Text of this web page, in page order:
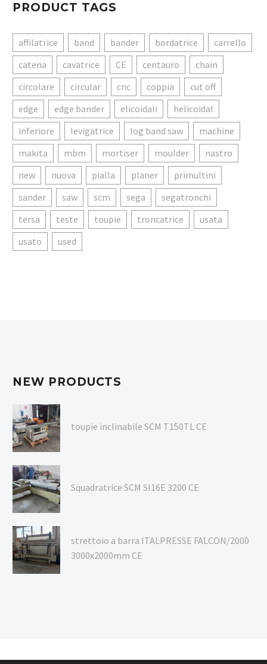
PRODUCT TAGS
affilatrice band bander bordatrice
carrello
catena
cavatrice CE centauro
chain
circolare
circular cnc coppia
cut off
edge
edge bander elicoidali
helicoidal
inferiore
levigatrice log band saw
machine
makita
mbm mortiser moulder
nastro
new
nuova pialla planer
primultini
sander
saw scm sega
segatronchi
tersa
teste toupie troncatrice
usata
usato
used
NEW PRODUCTS
toupie inclinabile SCM T150TL CE
Squadratrice SCM SI16E 3200 CE
strettoio a barra ITALPRESSE FALCON/2000
3000x2000mm CE